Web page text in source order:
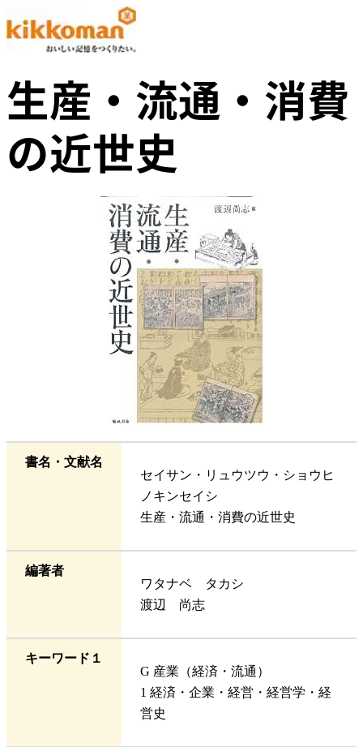
生産・流通・消費
の近世史
書名・文献名
セイサン・リュウツウ・ショウヒ
ノキンセイシ
生産・流通・消費の近世史
編著者
ワタナベ タカシ
渡辺 尚志
キーワード１
G 産業（経済・流通）
1 経済・企業・経営・経営学・経
営史